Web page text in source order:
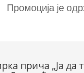
Промоција је
прича „Ја да